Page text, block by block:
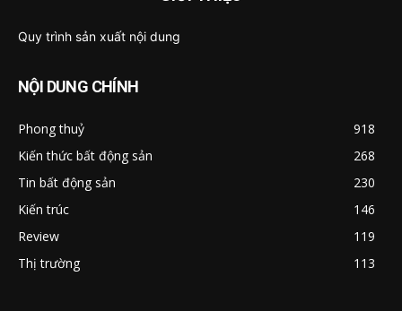
Quy trình sản xuất nội dung
NỘI DUNG CHÍNH
Phong thuỷ
918
Kiến thức bất động sản
268
Tin bất động sản
230
Kiến trúc
146
Review
119
Thị trường
113